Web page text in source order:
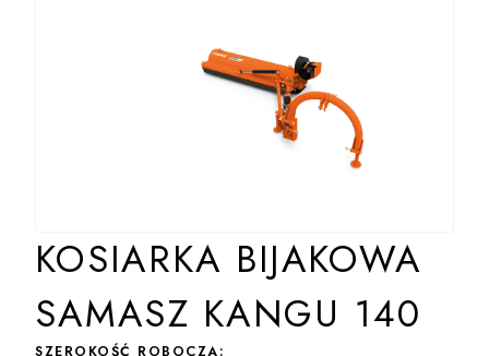
KOSIARKA BIJAKOWA
SAMASZ KANGU 140
SZEROKOŚĆ ROBOCZA: